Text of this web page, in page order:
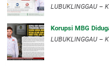
‎LUBUKLINGGAU –
Korupsi MBG
‎LUBUKLINGGAU –